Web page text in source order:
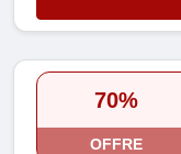
70%
OFFRE